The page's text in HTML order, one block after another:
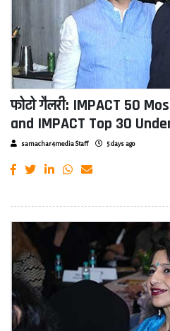
फोटो गैलरी: IMPACT 50
and IMPACT Top 30
samachar4media Staff 5 days ago